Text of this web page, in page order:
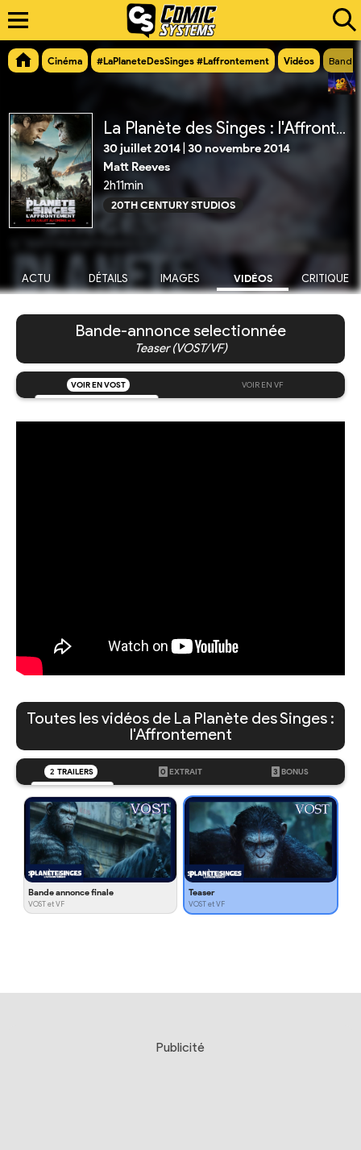
Cinéma #LaPlaneteDesSinges #Laffrontement Vidéos
La Planète des Singes : l'Affrontement
30 juillet 2014 30 novembre 2014
Matt Reeves
2h11min
20TH CENTURY STUDIOS
ACTU DÉTAILS IMAGES VIDÉOS CRITIQUE
Bande-annonce selectionnée
Teaser (VOST/VF)
VOIR EN VOST VOIR EN VF
Toutes les vidéos de La Planète des Singes :
l'Affrontement
2 TRAILERS 0 EXTRAIT 3 BONUS
Bande annonce finale
VOST et VF
Teaser
VOST et VF
Publicité